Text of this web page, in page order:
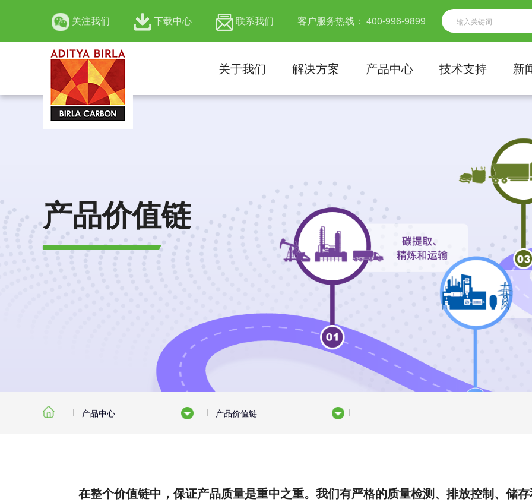
关注我们 下载中心 联系我们 客户服务热线： 400-996-9899
关于我们 解决方案 产品中心 技术支持 新
产品价值链
产品中心 产品价值链
在整个价值链中，保证产品质量是重中之重。我们有严格的质量检测、排放控制、储